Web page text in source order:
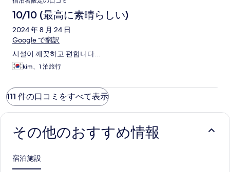
10/10 (最高に素晴らしい)
2024 年 8 月 24 日
Google で翻訳
시설이 깨끗하고 편합니다...
kim、1 泊旅行
111 件の口コミをすべて表示
その他のおすすめ情報
宿泊施設